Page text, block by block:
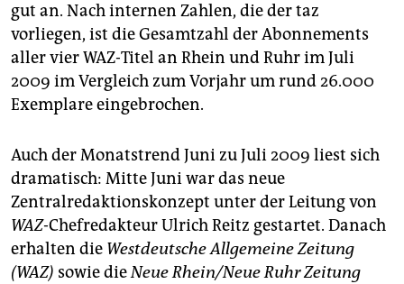
epaper login
gut an. Nach internen Zahlen, die der taz
vorliegen, ist die Gesamtzahl der Abonnements
aller vier WAZ-Titel an Rhein und Ruhr im Juli
2009 im Vergleich zum Vorjahr um rund 26.000
Exemplare eingebrochen.
Auch der Monatstrend Juni zu Juli 2009 liest sich
dramatisch: Mitte Juni war das neue
Zentralredaktionskonzept unter der Leitung von
WAZ-Chefredakteur Ulrich Reitz gestartet. Danach
erhalten die Westdeutsche Allgemeine Zeitung
(WAZ) sowie dieNeue Rhein/Neue Ruhr Zeitung